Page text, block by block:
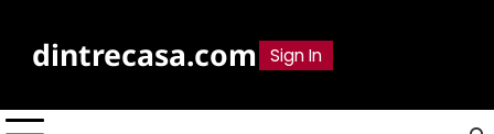
contentdintrecasa.com Sign In